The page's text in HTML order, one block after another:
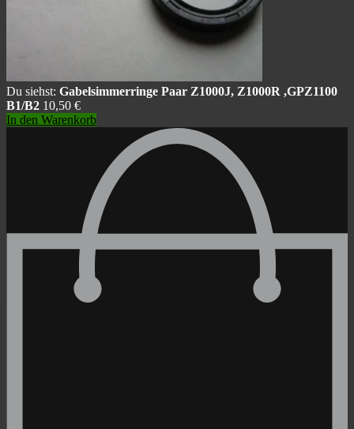
Du siehst: Gabelsimmerringe Paar Z1000J, Z1000R ,GPZ1100
B1/B2 10,50 €
In den Warenkorb